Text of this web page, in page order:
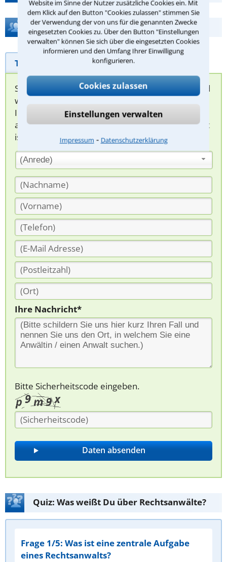
Website im Sinne der Nutzer zusätzliche Cookies ein. Mit
dem Klick auf den Button "Cookies zulassen" stimmen Sie
der Verwendung der von uns für die genannten Zwecke
eingesetzten Cookies zu. Über den Button "Einstellungen
verwalten" können Sie sich über die eingesetzten Cookies
informieren und den Umfang Ihrer Einwilligung
konfigurieren.
Cookies zulassen
Einstellungen verwalten
Impressum ⁃ Datenschutzerklärung
Hilfe bei Ihrer Anwaltsuche?
Telefonhilfe Beratungsanfrage
Sie können hier Ihren Fall schildern. Anschließend
werden sich spezialisierte Rechtsanwälte bei
Ihnen melden, um das weitere Vorgehen
abzuklären. Die Rückmeldung durch einen Anwalt
ist für Sie kostenlos.
(Anrede)
Ihre Nachricht*
Bitte Sicherheitscode eingeben.
Quiz: Was weißt Du über Rechtsanwälte?
Frage 1/5: Was ist eine zentrale Aufgabe
eines Rechtsanwalts?